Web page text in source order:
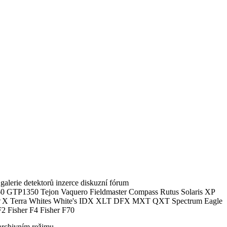
detektorů inzerce diskuzní fórum
Tejon Vaquero Fieldmaster Compass Rutus Solaris XP
Terra Whites White's IDX XLT DFX MXT QXT Spectrum Eagle
Fisher F4 Fisher F70